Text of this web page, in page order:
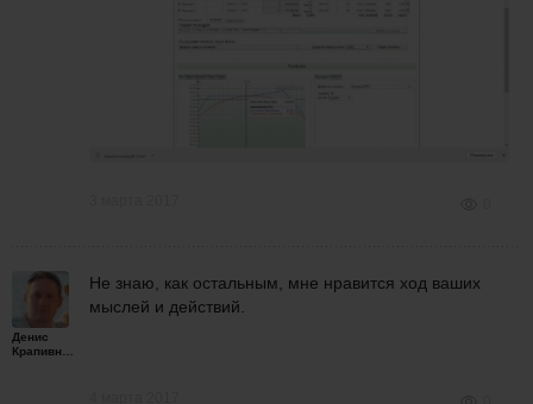
Денис
Не знаю, как остальным, мне нравится ход ваших
мыслей и действий.